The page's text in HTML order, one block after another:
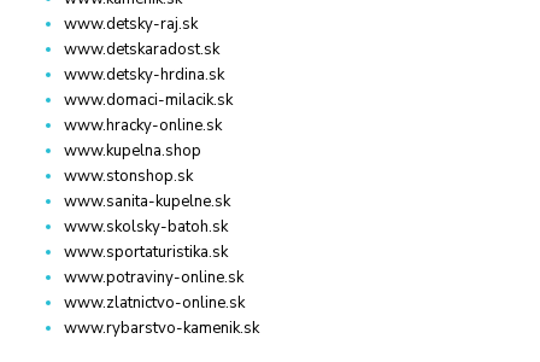
www.detsky-raj.sk
www.detskaradost.sk
www.detsky-hrdina.sk
www.domaci-milacik.sk
www.hracky-online.sk
www.kupelna.shop
www.stonshop.sk
www.sanita-kupelne.sk
www.skolsky-batoh.sk
www.sportaturistika.sk
www.potraviny-online.sk
www.zlatnictvo-online.sk
www.rybarstvo-kamenik.sk